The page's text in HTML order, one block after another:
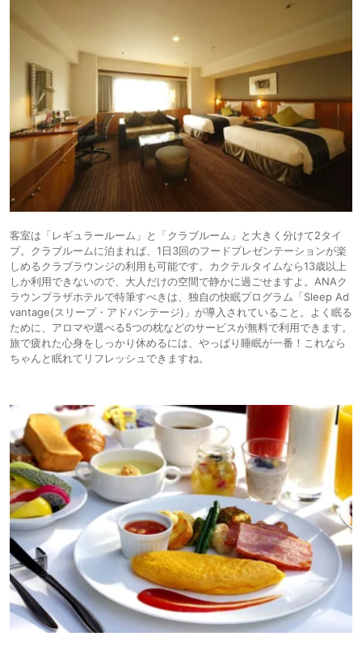
客室は「レギュラールーム」と「クラブルーム」と大きく分けて2タイ
プ。クラブルームに泊まれば、1日3回のフードプレゼンテーションが楽
しめるクラブラウンジの利用も可能です。カクテルタイムなら13歳以上
しか利用できないので、大人だけの空間で静かに過ごせますよ。ANAク
ラウンプラザホテルで特筆すべきは、独自の快眠プログラム「Sleep Ad
vantage(スリープ・アドバンテージ)」が導入されていること。よく眠る
ために、アロマや選べる5つの枕などのサービスが無料で利用できます。
旅で疲れた心身をしっかり休めるには、やっぱり睡眠が一番！これなら
ちゃんと眠れてリフレッシュできますね。